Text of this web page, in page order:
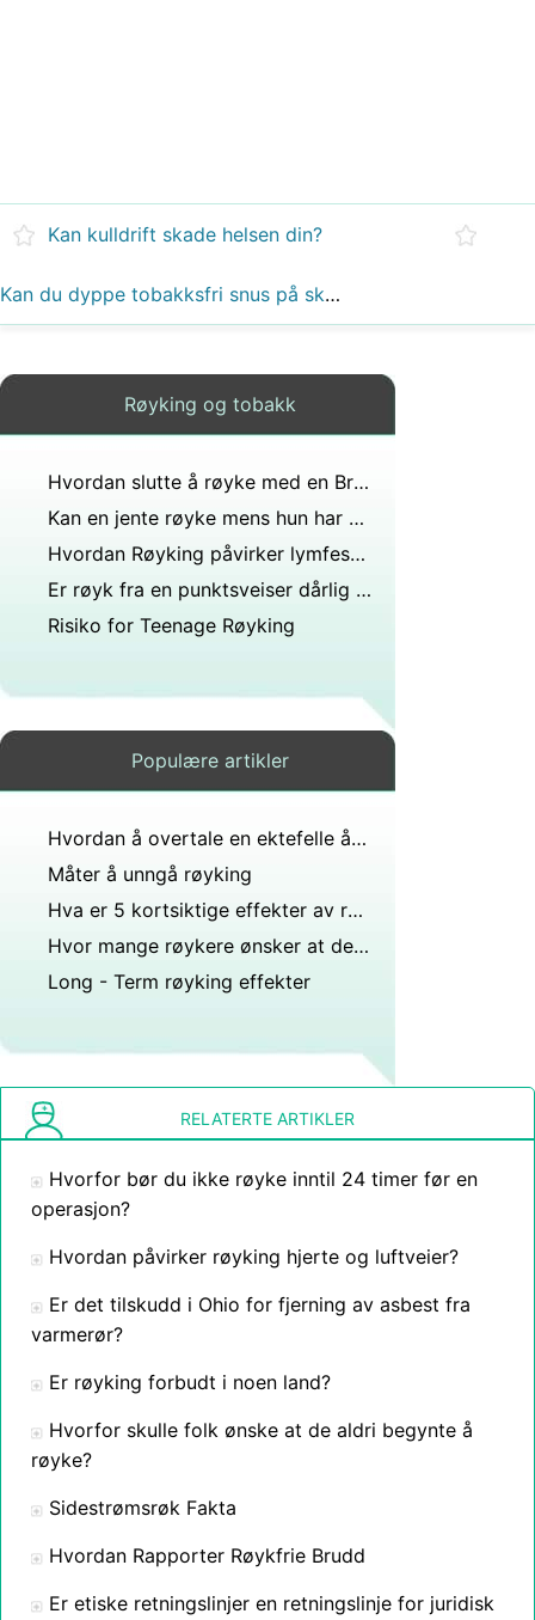
Kan kulldrift skade helsen din?
Kan du dyppe tobakksfri snus på skolen?
Røyking og tobakk
Hvordan slutte å røyke med en Bracelet
Kan en jente røyke mens hun har mensen?
Hvordan Røyking påvirker lymfesystemet
Er røyk fra en punktsveiser dårlig for deg?
Risiko for Teenage Røyking
Populære artikler
Hvordan å overtale en ektefelle å Quit Smoking
Måter å unngå røyking
Hva er 5 kortsiktige effekter av røyking?
Hvor mange røykere ønsker at de begynner å røyke?
Long - Term røyking effekter
RELATERTE ARTIKLER
Hvorfor bør du ikke røyke inntil 24 timer før en
operasjon?
Hvordan påvirker røyking hjerte og luftveier?
Er det tilskudd i Ohio for fjerning av asbest fra
varmerør?
Er røyking forbudt i noen land?
Hvorfor skulle folk ønske at de aldri begynte å
røyke?
Sidestrømsrøk Fakta
Hvordan Rapporter Røykfrie Brudd
Er etiske retningslinjer en retningslinje for juridisk